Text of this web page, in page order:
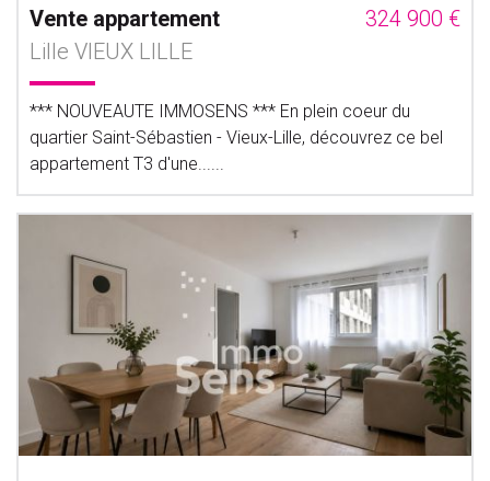
Vente appartement
324 900 €
Lille VIEUX LILLE
*** NOUVEAUTE IMMOSENS *** En plein coeur du
quartier Saint-Sébastien - Vieux-Lille, découvrez ce bel
appartement T3 d'une......